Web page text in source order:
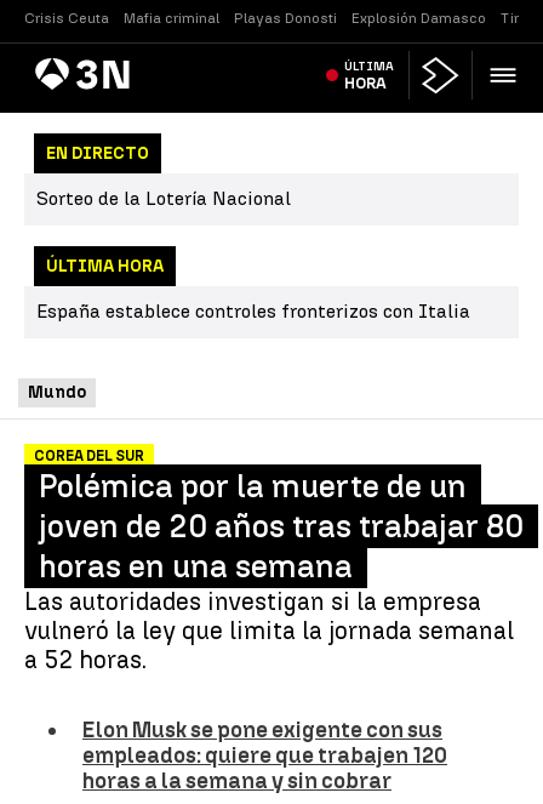
Crisis Ceuta Mafia criminal Playas Donosti Explosión Damasco
AntenaNoticias ÚLTIMA
HORA
EN DIRECTO
Sorteo de la Lotería Nacional
ÚLTIMA HORA
España establece controles fronterizos con Italia
Mundo
COREA DEL SUR
Polémica por la muerte de un
joven de 20 años tras trabajar 80
horas en una semana
Las autoridades investigan si la empresa
vulneró la ley que limita la jornada semanal
a 52 horas.
Elon Musk se pone exigente con sus
empleados: quiere que trabajen 120
horas a la semana y sin cobrar